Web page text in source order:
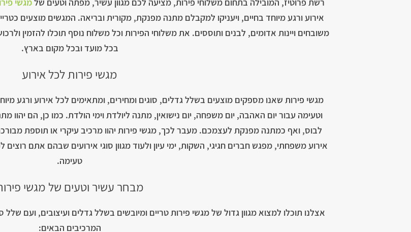
רשת פרוטיז, המובילה בתחום משלוחי פירות, מציעה לכם מגוון עשיר, מפתה וטעים שלמגשי
אירוע ורגע מיוחד בחיים, ויעניקו למקבלם מתנה מפנקת, מקורית ובריאה. המגשים מוצעים
משובחים ויינות אדומים, לבנים ותוססים. את משלוחי הפירות וכל משלוח נוסף תוכלו להזמין
בכל מועד ובכל מקום בארץ.
מגשי פירות לכל אירוע
מגשי פירות שאנו מספקים מוצעים בשלל גדלים, סוגים ומחירים, ומתאימים לכל אירוע ורגע
וטעימה עבור יום האהבה, יום משפחה, יום נישואין, מתנה ליולדת וימי הולדת. כמו כן, הם
לבוס, ואף כמתנה מפנקת לעצמכם. מעבר לכך, מגשי פירות יהוו מרכיב עיקרי או תוספת
אירוע משפחתי, מפגש חברים חגיגי, השקות, ימי עיון ולעוד מגוון סוגי אירועים שבהם אתם
טעימה.
מבחר עשיר וטעים של מגשי
אצלנו תוכלו למצוא מגוון גדול של מגשי פירות טריים ומיובשים בשלל גדלים ועיצובים, ועם שלל
המרכיבים הבאים: